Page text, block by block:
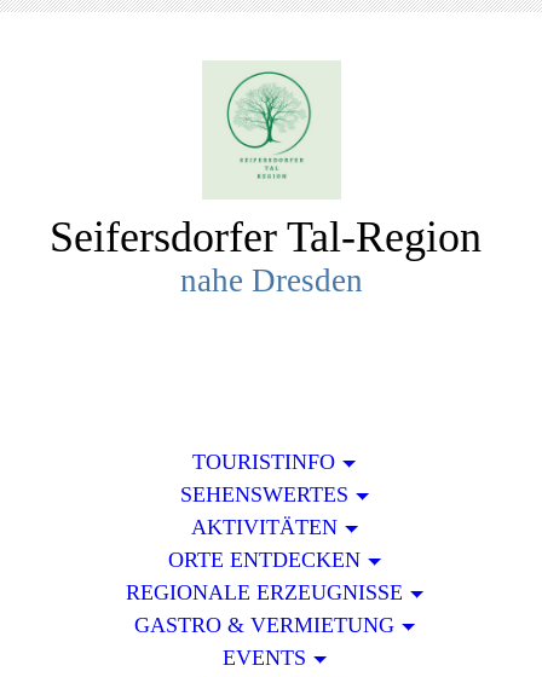
Seifersdorfer Tal-Region
nahe Dresden
TOURISTINFO
SEHENSWERTES
AKTIVITÄTEN
ORTE ENTDECKEN
REGIONALE ERZEUGNISSE
GASTRO & VERMIETUNG
EVENTS